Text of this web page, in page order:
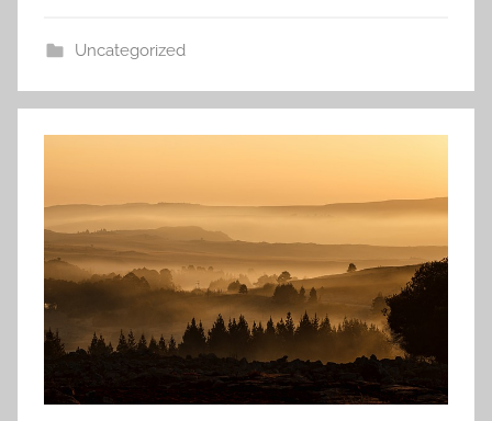
Uncategorized